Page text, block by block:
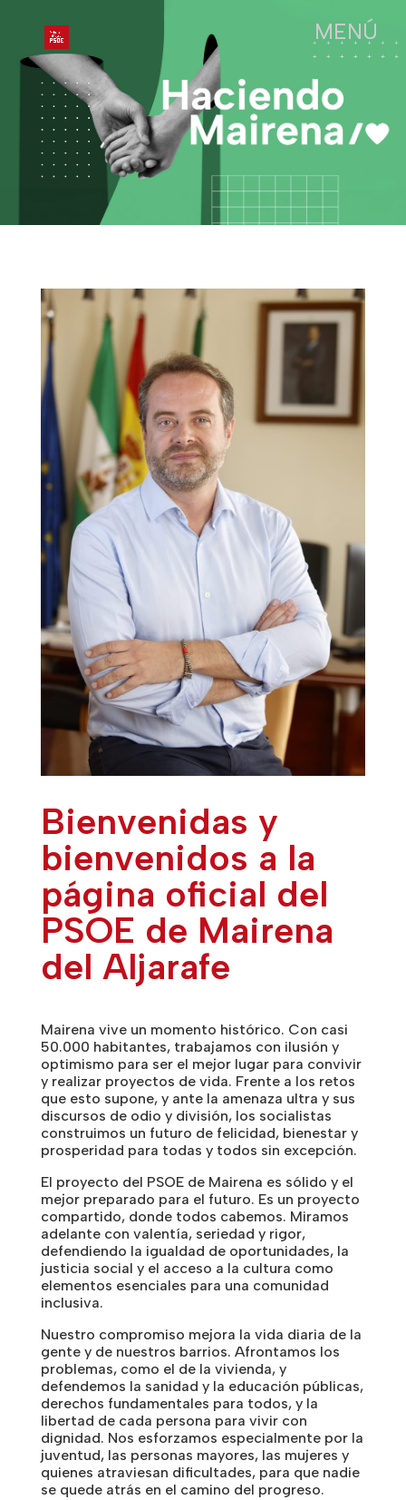
Bienvenidas y
bienvenidos a la
página oficial del
PSOE de Mairena
del Aljarafe
Mairena vive un momento histórico. Con casi
50.000 habitantes, trabajamos con ilusión y
optimismo para ser el mejor lugar para convivir
y realizar proyectos de vida. Frente a los retos
que esto supone, y ante la amenaza ultra y sus
discursos de odio y división, los socialistas
construimos un futuro de felicidad, bienestar y
prosperidad para todas y todos sin excepción.
El proyecto del PSOE de Mairena es sólido y el
mejor preparado para el futuro. Es un proyecto
compartido, donde todos cabemos. Miramos
adelante con valentía, seriedad y rigor,
defendiendo la igualdad de oportunidades, la
justicia social y el acceso a la cultura como
elementos esenciales para una comunidad
inclusiva.
Nuestro compromiso mejora la vida diaria de la
gente y de nuestros barrios. Afrontamos los
problemas, como el de la vivienda, y
defendemos la sanidad y la educación públicas,
derechos fundamentales para todos, y la
libertad de cada persona para vivir con
dignidad. Nos esforzamos especialmente por la
juventud, las personas mayores, las mujeres y
quienes atraviesan dificultades, para que nadie
se quede atrás en el camino del progreso.